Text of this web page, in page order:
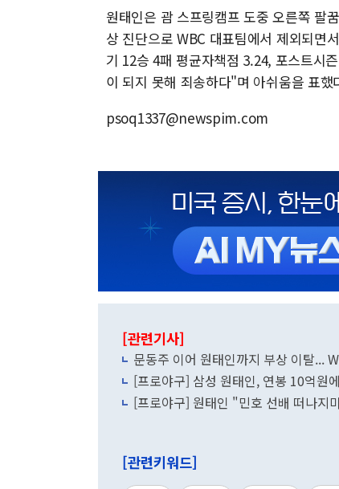
원태인은 괌 스프링캠프 도중 오른쪽 팔
상 진단으로 WBC 대표팀에서 제외되면
기 12승 4패 평균자책점 3.24, 포스트시
이 되지 못해 죄송하다"며 아쉬움을 표했
psoq1337@newspim.com
[관련기사]
문동주 이어 원태인까지 부상 이탈...
[프로야구] 삼성 원태인, 연봉 10억원
[프로야구] 원태인 "민호 선배 떠나지
[관련키워드]